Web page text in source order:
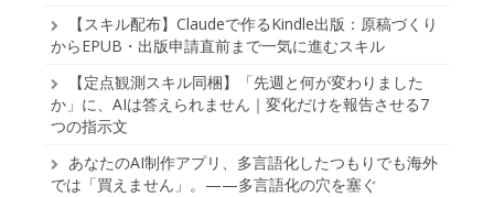
【スキル配布】Claudeで作るKindle出版：原稿づくり
からEPUB・出版申請直前まで一気に進むスキル
【定点観測スキル同梱】「先週と何が変わりました
か」に、AIは答えられません｜変化だけを報告させる7
つの指示文
あなたのAI制作アプリ、多言語化したつもりでも海外
では「買えません」。——多言語化の穴を塞ぐ